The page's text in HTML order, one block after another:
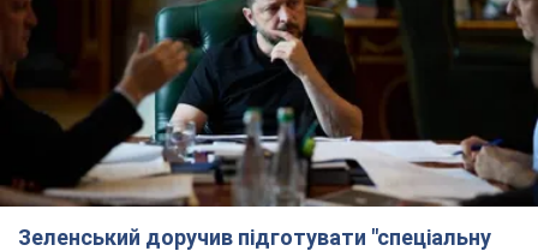
Зеленський доручив підготувати "спеціальну